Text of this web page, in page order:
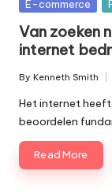
Posted
E-commerce
Van zoeken
internet
Posted
by
By Kenneth Smith
Het internet
beoordelen
Read More